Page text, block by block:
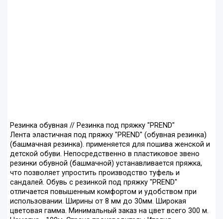
Резинка обувная // Резинка под пряжку "PREND"
Лента эластичная под пряжку "PREND" (обувная резинка)
(башмачная резинка). применяется для пошива женской и
детской обуви. Непосредственно в пластиковое звено
резинки обувной (башмачной) устанавливается пряжка,
что позволяет упростить производство туфель и
сандалей. Обувь с резинкой под пряжку "PREND"
отличается повышенным комфортом и удобством при
использовании. Ширины от 8 мм до 30мм. Широкая
цветовая гамма. Минимальный заказ на цвет всего 300 м.